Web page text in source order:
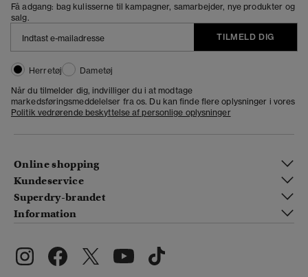
Få adgang: bag kulisserne til kampagner, samarbejder, nye produkter og
salg.
TILMELD DIG
Herretøj
Dametøj
Når du tilmelder dig, indvilliger du i at modtage
markedsføringsmeddelelser fra os. Du kan finde flere oplysninger i vores
Politik vedrørende beskyttelse af personlige oplysninger
Online shopping
Kundeservice
Superdry-brandet
Information